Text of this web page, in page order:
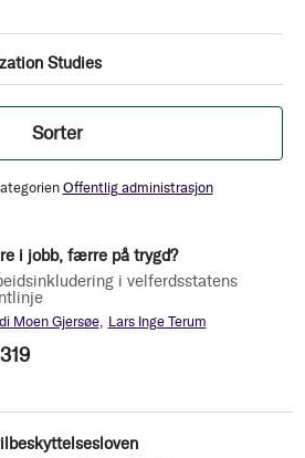
Studies
Sorter
Offentlig administrasjon
i jobb, færre på trygd?
i velferdsstatens
Moen Gjersøe Lars Inge Terum